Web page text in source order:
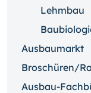
Lehmbau
Ausbaumarkt
Broschüren/
Ausbau-